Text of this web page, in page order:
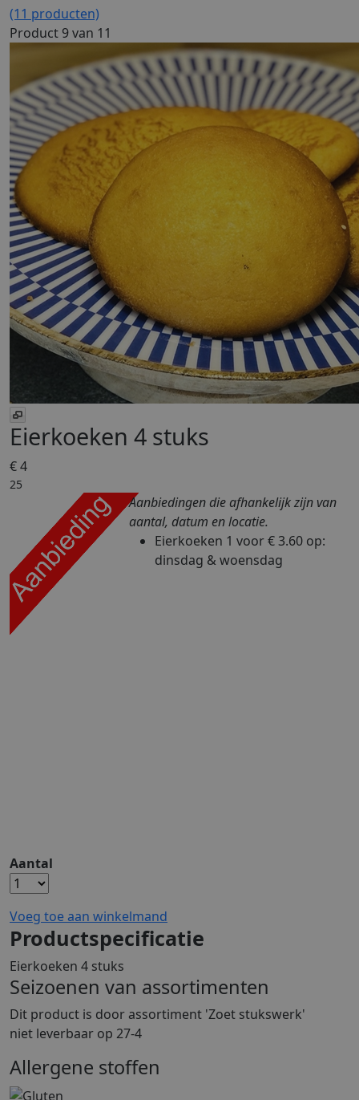
(11 producten)
Product 9 van 11
Eierkoeken 4 stuks
€ 4
25
Aanbiedingen die afhankelijk zijn van
aantal, datum en locatie.
Eierkoeken 1 voor € 3.60 op:
dinsdag & woensdag
Aantal
Voeg toe aan winkelmand
Productspecificatie
Eierkoeken 4 stuks
Seizoenen van assortimenten
Dit product is door assortiment 'Zoet stukswerk'
niet leverbaar op 27-4
Allergene stoffen